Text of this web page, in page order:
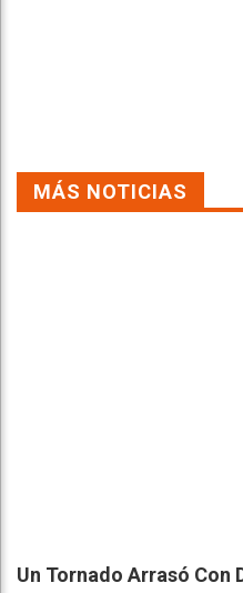
MÁS NOTICIAS
Un Tornado Arrasó Con